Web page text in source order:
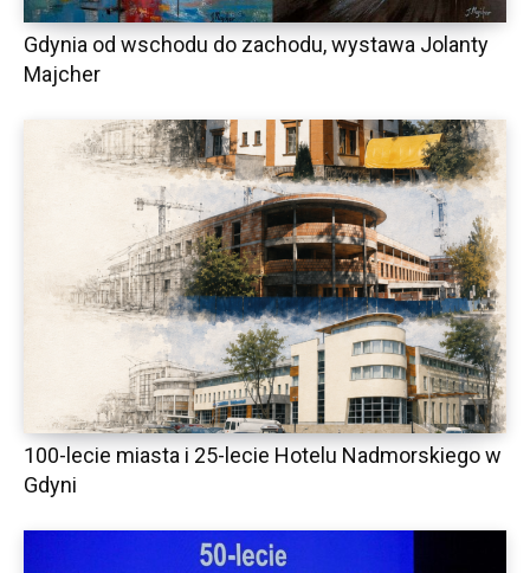
Gdynia od wschodu do zachodu, wystawa Jolanty
Majcher
100-lecie miasta i 25-lecie Hotelu Nadmorskiego w
Gdyni